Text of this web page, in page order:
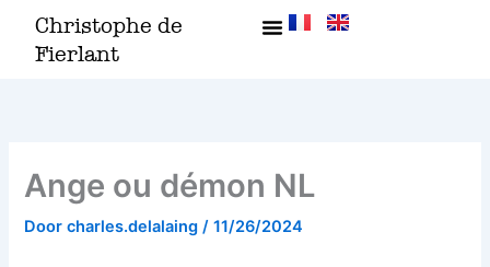
Christophe de
Fierlant
Ange ou démon NL
Doorcharles.delalaing/11/26/2024